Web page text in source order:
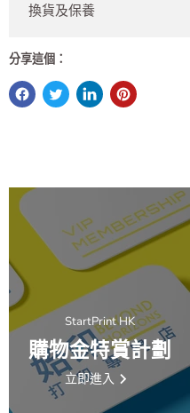
換貨及保養
分享這個：
StartPrint HK
購物金特賞計劃
立即進入